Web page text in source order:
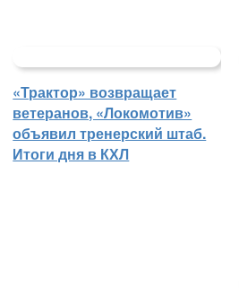
«Трактор» возвращает
ветеранов, «Локомотив»
объявил тренерский штаб.
Итоги дня в КХЛ